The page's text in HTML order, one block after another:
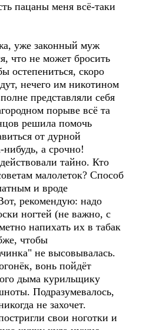
пацаны меня всё-таки
уже законный муж
что не может бросить
остепениться, скоро
нечего им никотином
представляли себя
порыве всё та
решила помочь
от дурной
а срочно!
тайно. Кто
малолеток? Способ
и вроде
рекомендую: надо
ногтей (не важно, с
напихать их в табак
чтобы
не высовывалась.
вонь пойдёт
дыма курильщику
Подразумевалось,
не захочет.
свои ноготки и